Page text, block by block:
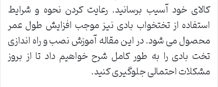
کالای خود آسیب برسانید. رعایت کردن نحوه و شرایط
استفاده از تختخواب بادی نیز موجب افزایش طول عمر
محصول می شود. در این مقاله آموزش نصب و راه اندازی
تخت بادی را به طور کامل شرح خواهیم داد تا از بروز
مشکلات احتمالی جلوگیری کنید.